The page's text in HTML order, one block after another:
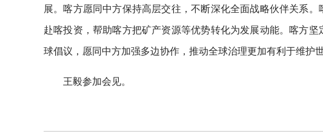
展。喀方愿同中方保持高层交往，不断深化全面战略伙伴关系
赴喀投资，帮助喀方把矿产资源等优势转化为发展动能。喀方
球倡议，愿同中方加强多边协作，推动全球治理更加有利于维护
王毅参加会见。